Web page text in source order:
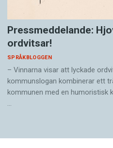
Pressmeddelande:
ordvitsar!
SPRÅKBLOGGEN
– Vinnarna visar att lyckade
kommunslogan kombinerar ett
kommunen med en humoristisk
…